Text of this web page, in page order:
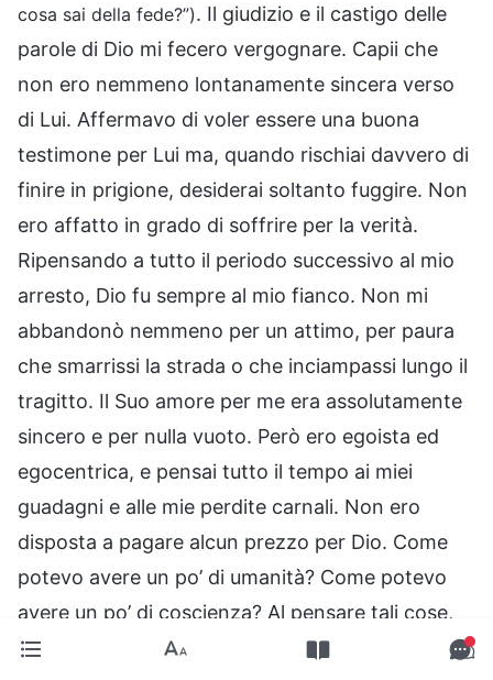
cosa sai della fede?”). Il giudizio e il castigo delle
parole di Dio mi fecero vergognare. Capii che
non ero nemmeno lontanamente sincera verso
di Lui. Affermavo di voler essere una buona
testimone per Lui ma, quando rischiai davvero di
finire in prigione, desiderai soltanto fuggire. Non
ero affatto in grado di soffrire per la verità.
Ripensando a tutto il periodo successivo al mio
arresto, Dio fu sempre al mio fianco. Non mi
abbandonò nemmeno per un attimo, per paura
che smarrissi la strada o che inciampassi lungo il
tragitto. Il Suo amore per me era assolutamente
sincero e per nulla vuoto. Però ero egoista ed
egocentrica, e pensai tutto il tempo ai miei
guadagni e alle mie perdite carnali. Non ero
disposta a pagare alcun prezzo per Dio. Come
potevo avere un po’ di umanità? Come potevo
avere un po’ di coscienza? Al pensare tali cose,
mi sentii piena di rimpianto e molto in obbligo.